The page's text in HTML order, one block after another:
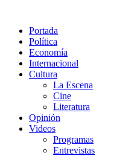
Portada
Política
Economía
Internacional
Cultura
La Escena
Cine
Literatura
Opinión
Videos
Programas
Entrevistas